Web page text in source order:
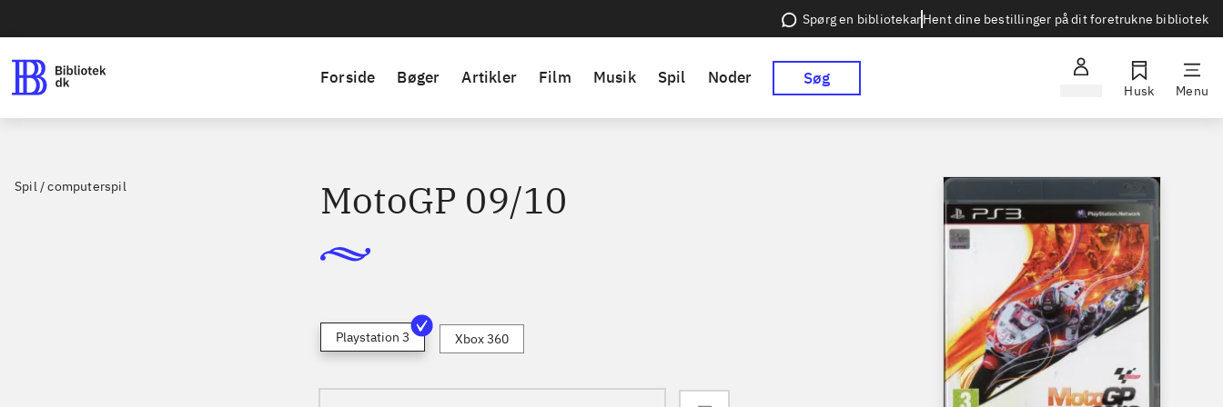
Spørg en bibliotekarHent dine bestillinger på dit foretrukne bibliotek
Forside Bøger Artikler Film Musik Spil Noder Søg
Husk Menu
Spil / computerspil MotoGP 09/10
Playstation 3 Xbox 360